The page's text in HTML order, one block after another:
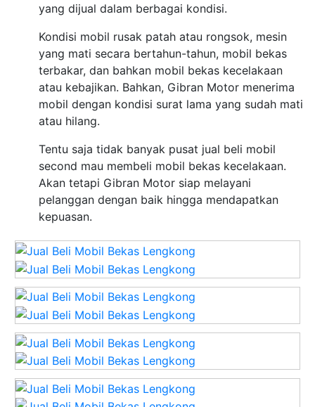
yang dijual dalam berbagai kondisi.
Kondisi mobil rusak patah atau rongsok, mesin
yang mati secara bertahun-tahun, mobil bekas
terbakar, dan bahkan mobil bekas kecelakaan
atau kebajikan. Bahkan, Gibran Motor menerima
mobil dengan kondisi surat lama yang sudah mati
atau hilang.
Tentu saja tidak banyak pusat jual beli mobil
second mau membeli mobil bekas kecelakaan.
Akan tetapi Gibran Motor siap melayani
pelanggan dengan baik hingga mendapatkan
kepuasan.